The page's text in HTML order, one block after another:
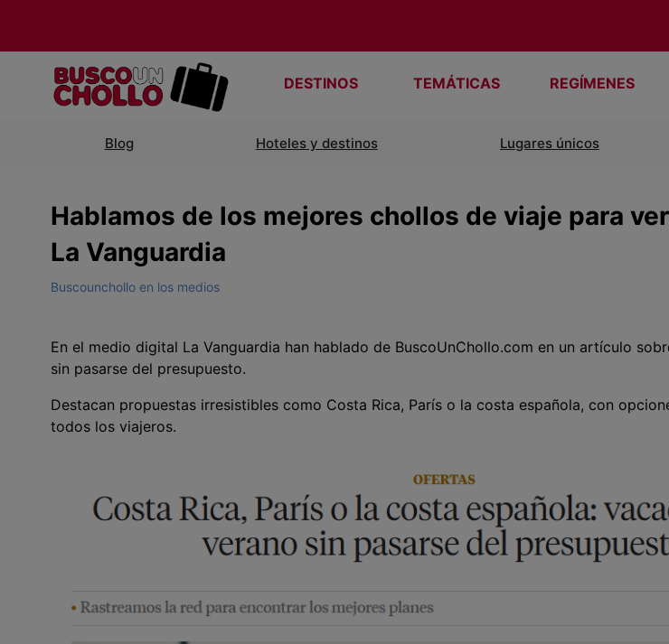
DESTINOS TEMÁTICAS REGÍMENES
Blog Hoteles y destinos Lugares únicos
Hablamos de los mejores chollos de viaje para
La Vanguardia
Buscounchollo en los medios
En el medio digital La Vanguardia han hablado de BuscoUnChollo.com en un artículo
sin pasarse del presupuesto.
Destacan propuestas irresistibles como Costa Rica, París o la costa española, con
todos los viajeros.